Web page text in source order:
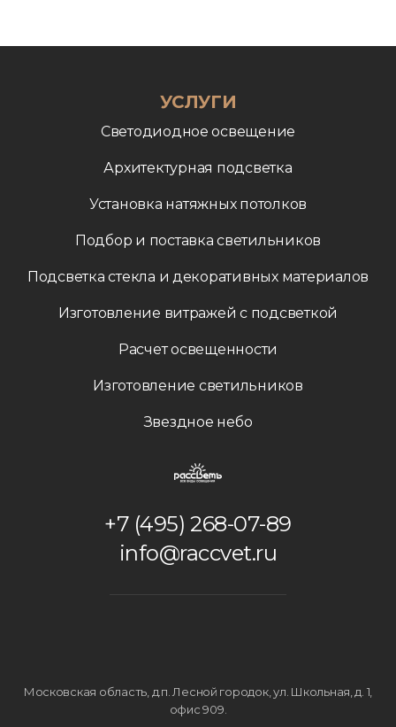
УСЛУГИ
Светодиодное освещение
Архитектурная подсветка
Установка натяжных потолков
Подбор и поставка светильников
Подсветка стекла и декоративных материалов
Изготовление витражей с подсветкой
Расчет освещенности
Изготовление светильников
Звездное небо
+7 (495) 268-07-89
info@raccvet.ru
Московская область, д.п. Лесной городок, ул. Школьная, д. 1,
офис 909